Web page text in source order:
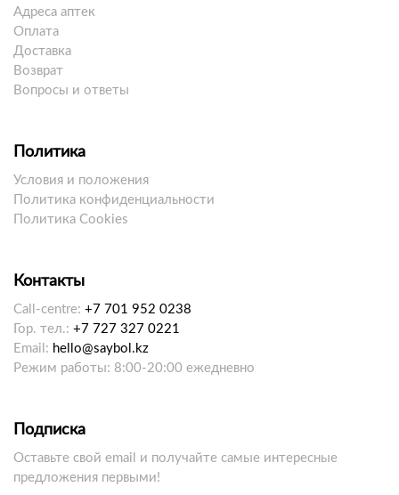
Адреса аптек
Оплата
Доставка
Возврат
Вопросы и ответы
Политика
Условия и положения
Политика конфиденциальности
Политика Cookies
Контакты
Call-centre: +7 701 952 0238
Гор. тел.: +7 727 327 0221
Email: hello@saybol.kz
Режим работы: 8:00-20:00 ежедневно
Подписка
Оставьте свой email и получайте самые интересные
предложения первыми!